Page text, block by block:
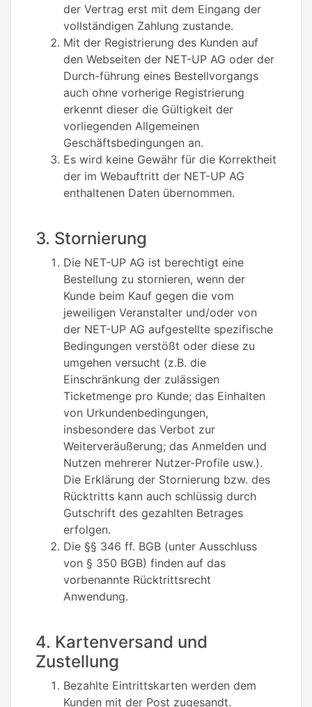
der Vertrag erst mit dem Eingang der
vollständigen Zahlung zustande.
Mit der Registrierung des Kunden auf
den Webseiten der NET-UP AG oder der
Durch-führung eines Bestellvorgangs
auch ohne vorherige Registrierung
erkennt dieser die Gültigkeit der
vorliegenden Allgemeinen
Geschäftsbedingungen an.
Es wird keine Gewähr für die Korrektheit
der im Webauftritt der NET-UP AG
enthaltenen Daten übernommen.
3. Stornierung
Die NET-UP AG ist berechtigt eine
Bestellung zu stornieren, wenn der
Kunde beim Kauf gegen die vom
jeweiligen Veranstalter und/oder von
der NET-UP AG aufgestellte spezifische
Bedingungen verstößt oder diese zu
umgehen versucht (z.B. die
Einschränkung der zulässigen
Ticketmenge pro Kunde; das Einhalten
von Urkundenbedingungen,
insbesondere das Verbot zur
Weiterveräußerung; das Anmelden und
Nutzen mehrerer Nutzer-Profile usw.).
Die Erklärung der Stornierung bzw. des
Rücktritts kann auch schlüssig durch
Gutschrift des gezahlten Betrages
erfolgen.
Die §§ 346 ff. BGB (unter Ausschluss
von § 350 BGB) finden auf das
vorbenannte Rücktrittsrecht
Anwendung.
4. Kartenversand und
Zustellung
Bezahlte Eintrittskarten werden dem
Kunden mit der Post zugesandt.